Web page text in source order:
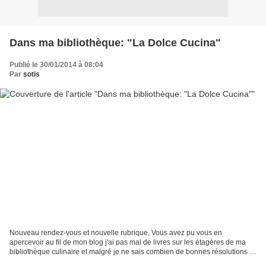
Dans ma bibliothèque: "La Dolce Cucina"
Publié le 30/01/2014 à 08:04
Par sotis
Nouveau rendez-vous et nouvelle rubrique, Vous avez pu vous en
apercevoir au fil de mon blog j'ai pas mal de livres sur les étagères de ma
bibliothèque culinaire et malgré je ne sais combien de bonnes résolutions je